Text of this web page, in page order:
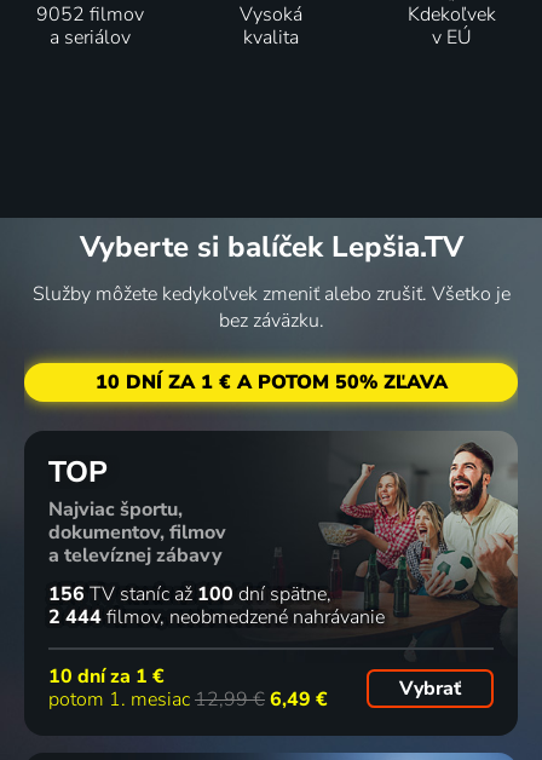
9052 filmov
a seriálov
Vysoká
kvalita
Kdekoľvek
v EÚ
Vyberte si balíček Lepšia.TV
Služby môžete kedykoľvek zmeniť alebo zrušiť. Všetko je
bez záväzku.
10 DNÍ ZA 1 € A POTOM 50% ZĽAVA
TOP
Najviac športu,
dokumentov, filmov
a televíznej zábavy
156 TV staníc až 100 dní spätne
2 444filmov neobmedzené nahrávanie
10 dní za 1 €
potom 1. mesiac12,99 €6,49 € Vybrať